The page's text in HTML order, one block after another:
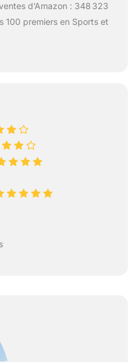
d’Amazon : 348 323
100 premiers en Sports et